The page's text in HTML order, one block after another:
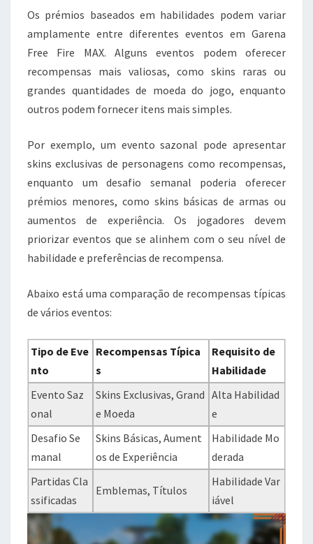
Os prémios baseados em habilidades podem variar
amplamente entre diferentes eventos em Garena
Free Fire MAX. Alguns eventos podem oferecer
recompensas mais valiosas, como skins raras ou
grandes quantidades de moeda do jogo, enquanto
outros podem fornecer itens mais simples.
Por exemplo, um evento sazonal pode apresentar
skins exclusivas de personagens como recompensas,
enquanto um desafio semanal poderia oferecer
prémios menores, como skins básicas de armas ou
aumentos de experiência. Os jogadores devem
priorizar eventos que se alinhem com o seu nível de
habilidade e preferências de recompensa.
Abaixo está uma comparação de recompensas típicas
de vários eventos:
Tipo de Eve
nto
Recompensas Típica
s
Requisito de
Habilidade
Evento Saz
onal
Skins Exclusivas, Grand
e Moeda
Alta Habilidad
e
Desafio Se
manal
Skins Básicas, Aument
os de Experiência
Habilidade Mo
derada
Partidas Cla
ssificadas
Emblemas, Títulos
Habilidade Var
iável